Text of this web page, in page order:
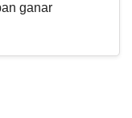
ganar